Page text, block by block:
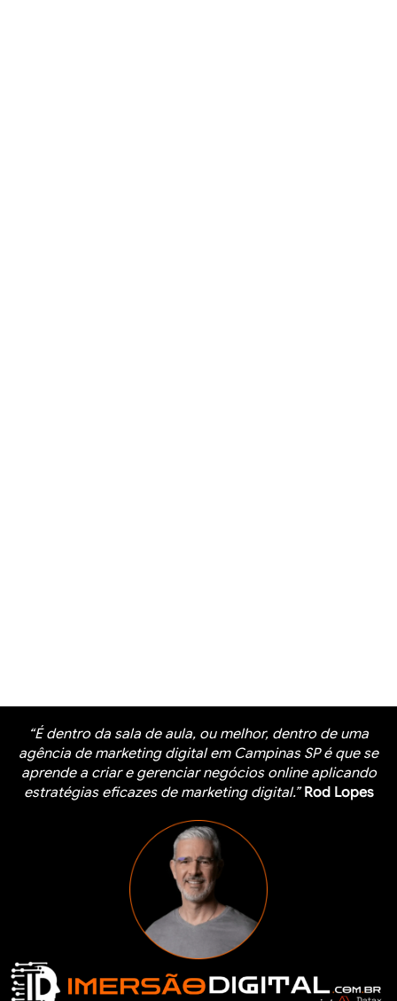
“É dentro da sala de aula, ou melhor, dentro de uma
agência de marketing digital em Campinas SP é que se
aprende a criar e gerenciar negócios online aplicando
estratégias eficazes de marketing digital.” Rod Lopes